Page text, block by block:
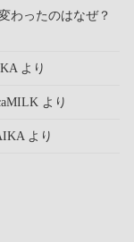
ったのはなぜ？
より
より
より